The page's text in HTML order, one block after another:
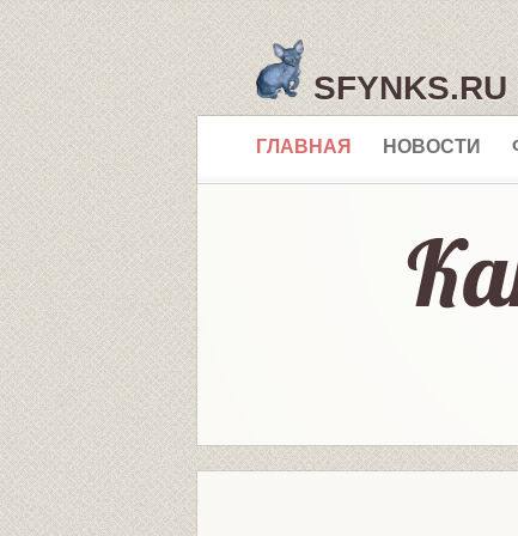
SFYNKS.RU
ГЛАВНАЯ НОВОСТИ